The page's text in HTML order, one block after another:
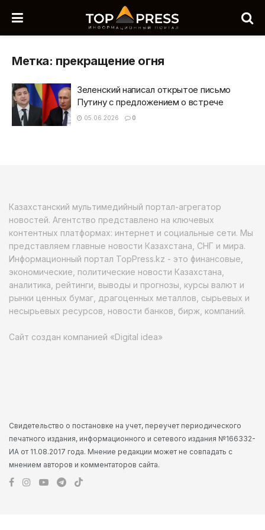
Метка: прекращение огня
Зеленский написал открытое письмо
Путину с предложением о встрече
05.06.2026 0
Казахстанский мультимедийный портал-агрегатор
новостей. Агентство представлено на ключевых
контентных платформах: интернет и социальные сети. Мы
представляем главные новости Казахстана, СНГ и мира.
Информационный портал TopPress.kz - это финансовые,
экономические, политические новости Казахстана,
аналитика, рейтинги, выводы и прогнозы, курсы валют и
рынки ценных бумаг, драгоценных металлов, сырьевых и
несырьевых ресурсов, новости банков, бирж, компаний.
Сайт создан компанией «Digital idea»
Свидетельство о постановке на учет, переучет периодического
печатного издания, информационного и сетевого издания №166332-
ИА от 11.08.2017 года. Мнение редакции может не совпадать с
мнением авторов и комментаторов сайта.